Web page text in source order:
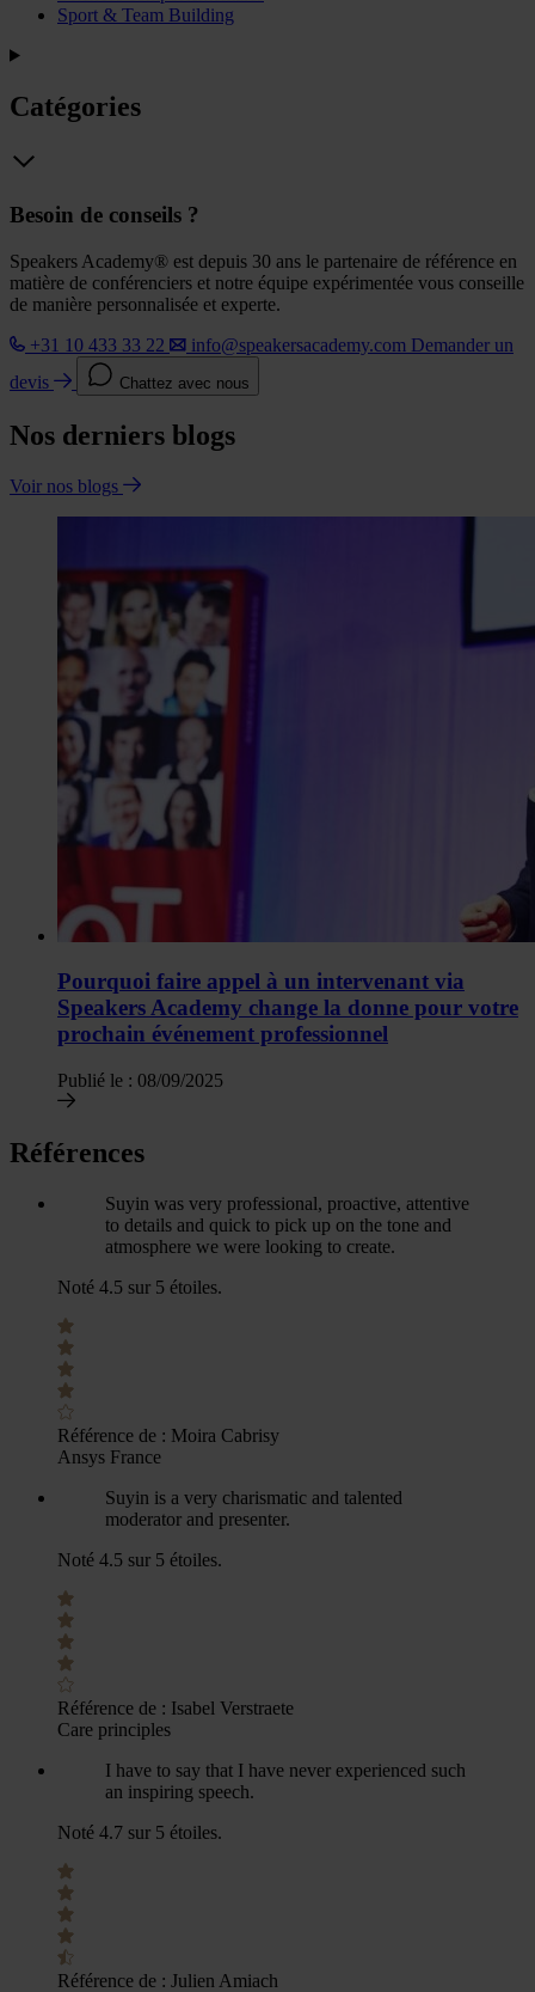
Sport & Team Building
Catégories
Besoin de conseils ?
Speakers Academy® est depuis 30 ans le partenaire de référence en
matière de conférenciers et notre équipe expérimentée vous conseille
de manière personnalisée et experte.
+31 10 433 33 22
info@speakersacademy.com Demander un
devis
Chattez avec nous
Nos derniers blogs
Voir nos blogs
Pourquoi faire appel à un intervenant via
Speakers Academy change la donne pour votre
prochain événement professionnel
Publié le : 08/09/2025
Références
Suyin was very professional, proactive, attentive
to details and quick to pick up on the tone and
atmosphere we were looking to create.
Noté 4.5 sur 5 étoiles.
Référence de : Moira Cabrisy
Ansys France
Suyin is a very charismatic and talented
moderator and presenter.
Noté 4.5 sur 5 étoiles.
Référence de : Isabel Verstraete
Care principles
I have to say that I have never experienced such
an inspiring speech.
Noté 4.7 sur 5 étoiles.
Référence de : Julien Amiach